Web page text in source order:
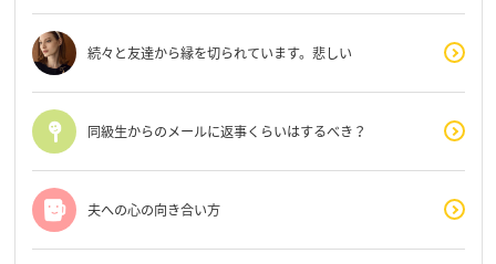
続々と友達から縁を切られています。悲しい
同級生からのメールに返事くらいはするべき？
夫への心の向き合い方